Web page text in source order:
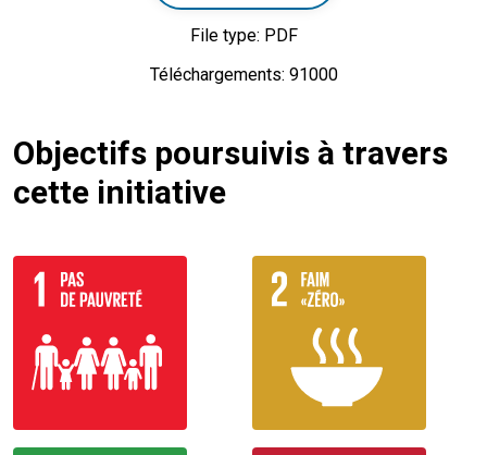
File type: PDF
Téléchargements: 91000
Objectifs poursuivis à travers
cette initiative